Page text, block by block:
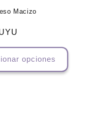
Macizo
opciones